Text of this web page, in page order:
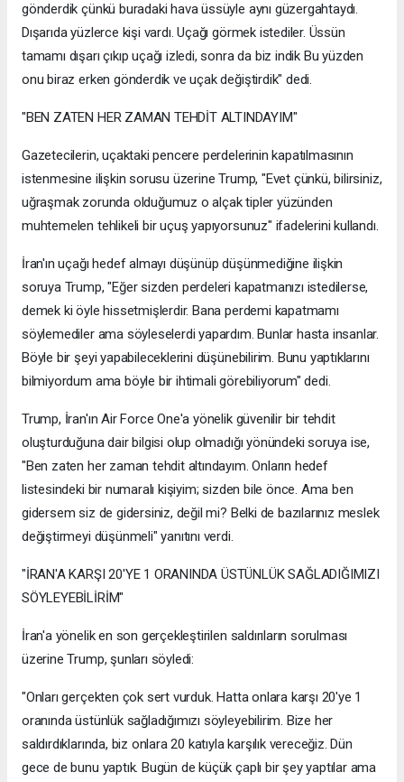
gönderdik çünkü buradaki hava üssüyle aynı güzergahtaydı.
Dışarıda yüzlerce kişi vardı. Uçağı görmek istediler. Üssün
tamamı dışarı çıkıp uçağı izledi, sonra da biz indik Bu yüzden
onu biraz erken gönderdik ve uçak değiştirdik" dedi.
"BEN ZATEN HER ZAMAN TEHDİT ALTINDAYIM"
Gazetecilerin, uçaktaki pencere perdelerinin kapatılmasının
istenmesine ilişkin sorusu üzerine Trump, "Evet çünkü, bilirsiniz,
uğraşmak zorunda olduğumuz o alçak tipler yüzünden
muhtemelen tehlikeli bir uçuş yapıyorsunuz" ifadelerini kullandı.
İran'ın uçağı hedef almayı düşünüp düşünmediğine ilişkin
soruya Trump, "Eğer sizden perdeleri kapatmanızı istedilerse,
demek ki öyle hissetmişlerdir. Bana perdemi kapatmamı
söylemediler ama söyleselerdi yapardım. Bunlar hasta insanlar.
Böyle bir şeyi yapabileceklerini düşünebilirim. Bunu yaptıklarını
bilmiyordum ama böyle bir ihtimali görebiliyorum" dedi.
Trump, İran'ın Air Force One'a yönelik güvenilir bir tehdit
oluşturduğuna dair bilgisi olup olmadığı yönündeki soruya ise,
"Ben zaten her zaman tehdit altındayım. Onların hedef
listesindeki bir numaralı kişiyim; sizden bile önce. Ama ben
gidersem siz de gidersiniz, değil mi? Belki de bazılarınız meslek
değiştirmeyi düşünmeli" yanıtını verdi.
"İRAN'A KARŞI 20'YE 1 ORANINDA ÜSTÜNLÜK SAĞLADIĞIMIZI
SÖYLEYEBİLİRİM"
İran'a yönelik en son gerçekleştirilen saldırıların sorulması
üzerine Trump, şunları söyledi:
"Onları gerçekten çok sert vurduk. Hatta onlara karşı 20'ye 1
oranında üstünlük sağladığımızı söyleyebilirim. Bize her
saldırdıklarında, biz onlara 20 katıyla karşılık vereceğiz. Dün
gece de bunu yaptık. Bugün de küçük çaplı bir şey yaptılar ama